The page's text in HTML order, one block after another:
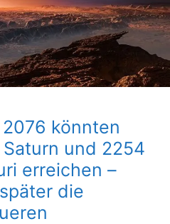
könnten
und 2254
erreichen –
die